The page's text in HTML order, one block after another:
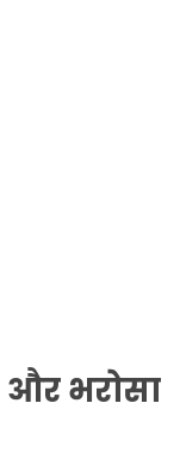
और भरोसा